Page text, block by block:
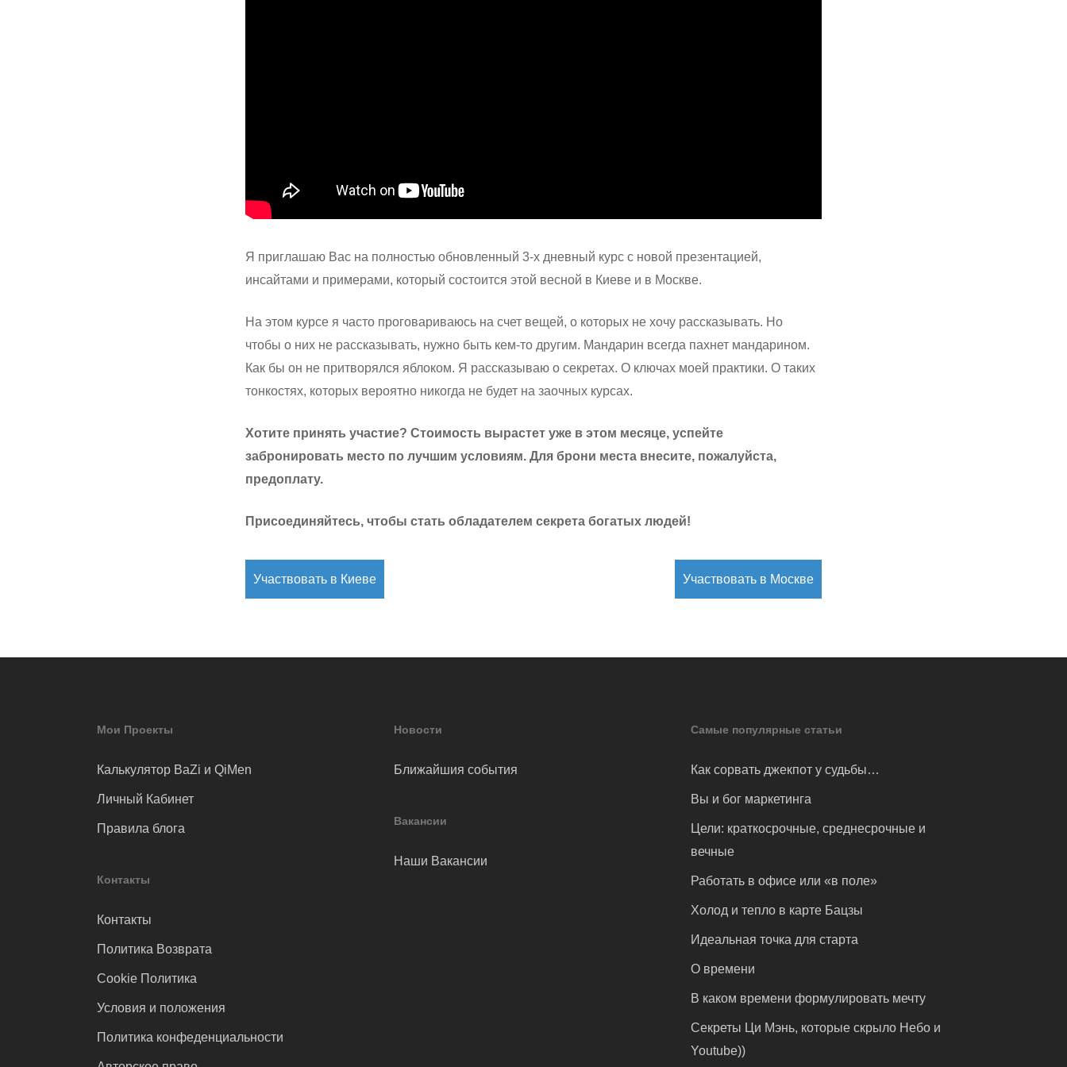
Я приглашаю Вас на полностью обновленный 3-х дневный курс с новой презентацией,
инсайтами и примерами, который состоится этой весной в Киеве и в Москве.
На этом курсе я часто проговариваюсь на счет вещей, о которых не хочу рассказывать. Но
чтобы о них не рассказывать, нужно быть кем-то другим. Мандарин всегда пахнет мандарином.
Как бы он не притворялся яблоком. Я рассказываю о секретах. О ключах моей практики. О таких
тонкостях, которых вероятно никогда не будет на заочных курсах.
Хотите принять участие? Стоимость вырастет уже в этом месяце, успейте
забронировать место по лучшим условиям. Для брони места внесите, пожалуйста,
предоплату.
Присоединяйтесь, чтобы стать обладателем секрета богатых людей!
Участвовать в Киеве Участвовать в Москве
Мои Проекты
Калькулятор BaZi и QiMen
Личный Кабинет
Правила блога
Контакты
Контакты
Политика Возврата
Cookie Политика
Условия и положения
Политика конфеденциальности
Новости
Ближайшия события
Вакансии
Наши Вакансии
Самые популярные статьи
Как сорвать джекпот у судьбы…
Вы и бог маркетинга
Цели: краткосрочные, среднесрочные и
вечные
Работать в офисе или «в поле»
Холод и тепло в карте Бацзы
Идеальная точка для старта
О времени
В каком времени формулировать мечту
Секреты Ци Мэнь, которые скрыло Небо и
Youtube))